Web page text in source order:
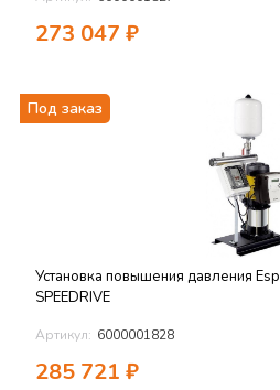
273 047 ₽
Под заказ
Установка повышения давления
SPEEDRIVE
Артикул: 6000001828
285 721 ₽